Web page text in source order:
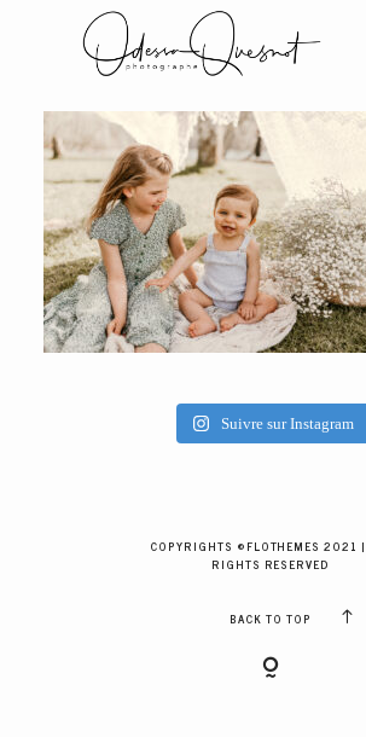
Suivre sur Instagram
COPYRIGHTS ©FLOTHEMES 2021
RIGHTS RESERVED
BACK TO TOP
INFOS
MON TRAVAIL
VOS MOTS
GALERIES CLIENTS
RÉSERVER